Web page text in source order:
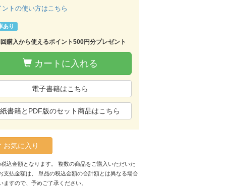
ントの使い方はこちら
あり
購入から使えるポイント500円分プレゼント
カートに入れる
電子書籍はこちら
紙書籍とPDF版のセット商品はこちら
お気に入り
込金額となります。 複数の商品をご購入いただいた
支払金額は、 単品の税込金額の合計額とは異なる場合
ますので、予めご了承ください。